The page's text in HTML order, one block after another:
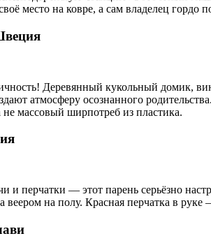
место на ковре, а сам владелец
Деревянный кукольный домик,
атмосферу осознанного
массовый ширпотреб из пластика.
и перчатки — этот парень серьёзно
веером на полу. Красная перчатка в